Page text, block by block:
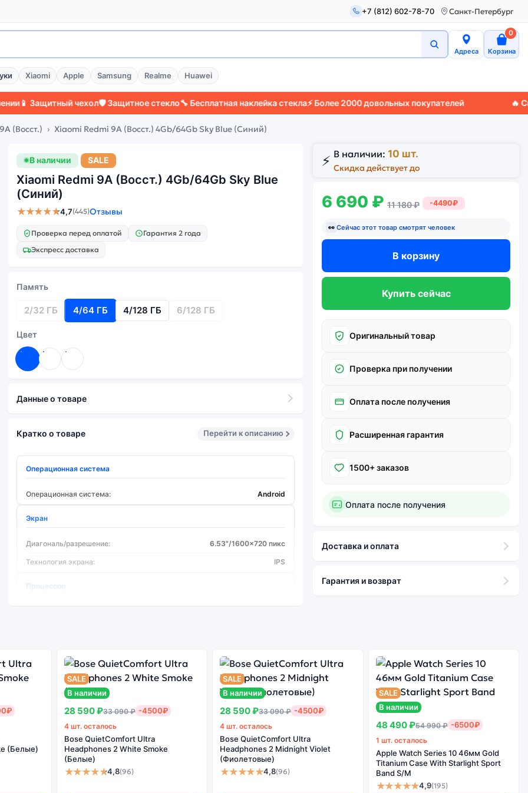
+7 (812) 602-78-70 Санкт-Петербург
Адреса Корзина
0
Xiaomi Apple Samsung Realme Huawei
чехол🛡️ Защитное стекло🔧 Бесплатная наклейка стекла⚡ Более 2000 довольных покупателей 🔥 Скидки
(Восст.) Xiaomi Redmi 9A (Восст.) 4Gb/64Gb Sky Blue (Синий)
В наличии SALE
Xiaomi Redmi 9A (Восст.) 4Gb/64Gb Sky Blue
(Синий)
★★★★★4,7(445)Отзывы
Проверка перед оплатой
Гарантия 2 года
Экспресс доставка
Память
2/32 ГБ 4/64 ГБ 4/128 ГБ 6/128 ГБ
Цвет
Данные о товаре
Кратко о товаре Перейти к описанию
Операционная система
Операционная система: Android
Экран
Диагональ/разрешение: 6.53"/1600x720 пикс
Технология экрана: IPS
Процессор
Количество ядер: 8
Фотокамера
Фотокамера МПикс: 13
Разрешение фронтальной камеры: 5 Мпикс
⚡ В наличии: 10 шт.
Скидка действует до
6 690 ₽ 11 180 ₽ -4490₽
👀 Сейчас этот товар смотрят человек
В корзину
Купить сейчас
Оригинальный товар
Проверка при получении
Оплата после получения
Расширенная гарантия
1500+ заказов
Оплата после получения
Доставка и оплата
Гарантия и возврат
(Белые)
SALE
В наличии
28 590 ₽33 090 ₽ -4500₽
4 шт. осталось
Bose QuietComfort Ultra
Headphones 2 White Smoke
(Белые)
★★★★★4,8(96)
SALE
В наличии
28 590 ₽33 090 ₽ -4500₽
4 шт. осталось
Bose QuietComfort Ultra
Headphones 2 Midnight Violet
(Фиолетовые)
★★★★★4,8(96)
SALE
В наличии
48 490 ₽54 990 ₽ -6500₽
1 шт. осталось
Apple Watch Series 10 46мм Gold
Titanium Case With Starlight Sport
Band S/M
★★★★★4,9(195)